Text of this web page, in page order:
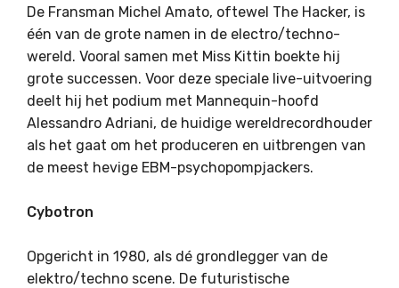
De Fransman Michel Amato, oftewel The Hacker, is
één van de grote namen in de electro/techno-
wereld. Vooral samen met Miss Kittin boekte hij
grote successen. Voor deze speciale live-uitvoering
deelt hij het podium met Mannequin-hoofd
Alessandro Adriani, de huidige wereldrecordhouder
als het gaat om het produceren en uitbrengen van
de meest hevige EBM-psychopompjackers.
Cybotron
Opgericht in 1980, als dé grondlegger van de
elektro/techno scene. De futuristische